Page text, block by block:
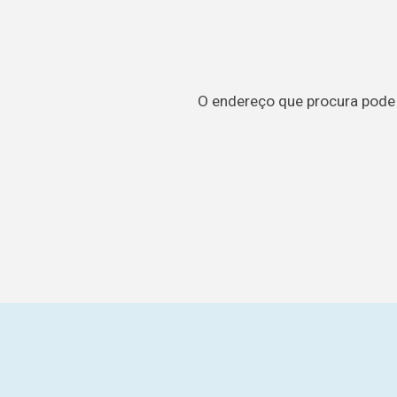
O endereço que procura